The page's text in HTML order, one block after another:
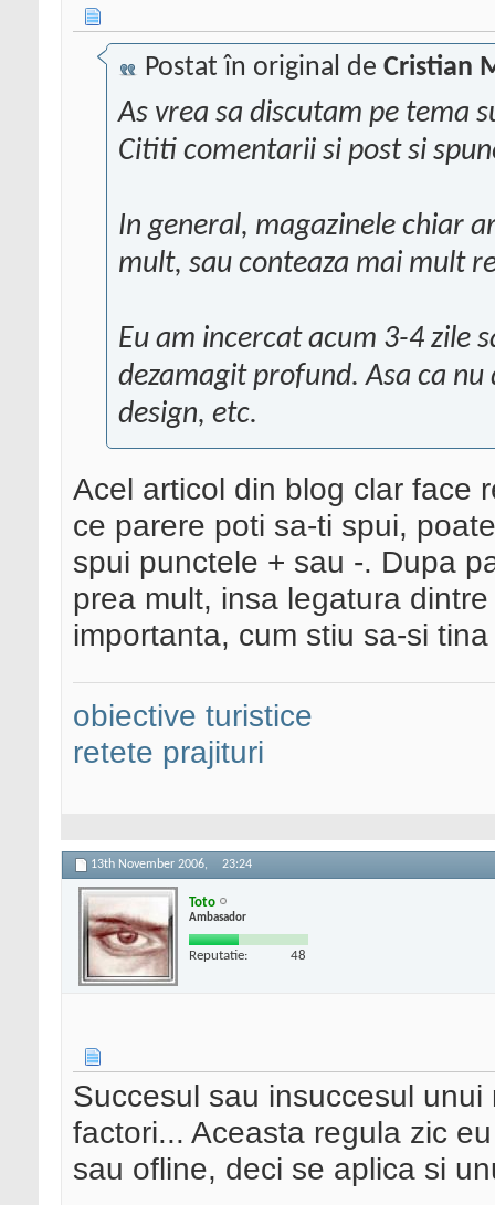
Postat în original de Cristian
As vrea sa discutam pe tema
Cititi comentarii si post si
In general, magazinele chiar
mult, sau conteaza mai mult
Eu am incercat acum 3-4 zile
dezamagit profund. Asa ca
design, etc.
Acel articol din blog clar face
ce parere poti sa-ti spui,
spui punctele + sau -. Dupa
prea mult, insa legatura
importanta, cum stiu sa-si
obiective turistice
retete prajituri
13th November 2006, 23:24
Toto
Ambasador
Reputatie: 48
Succesul sau insuccesul
factori... Aceasta regula zic
sau ofline, deci se aplica si